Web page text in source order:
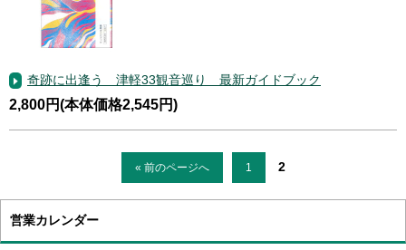
奇跡に出逢う 津軽33観音巡り 最新ガイドブック
2,800円(本体価格2,545円)
« 前のページへ 1 2
営業カレンダー